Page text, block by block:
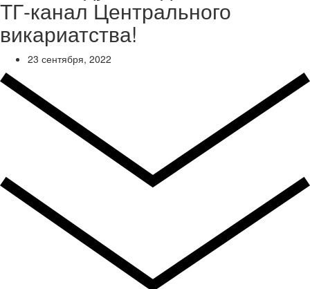
ТГ-канал Центрального
викариатства!
23 сентября, 2022